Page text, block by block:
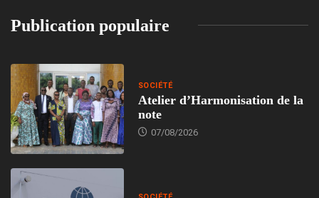
Publication populaire
SOCIÉTÉ
Atelier d’Harmonisation de la
note
07/08/2026